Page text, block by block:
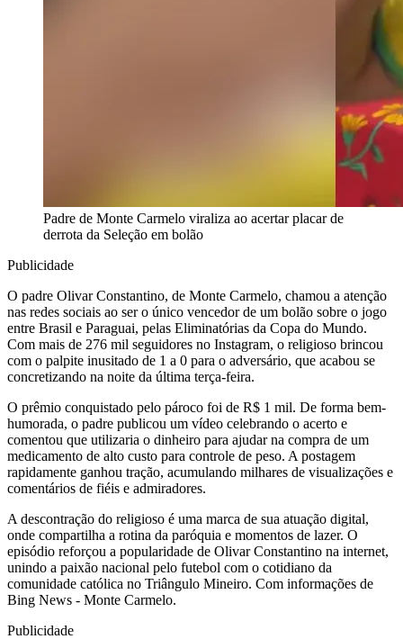
Padre de Monte Carmelo viraliza ao acertar placar de
derrota da Seleção em bolão
Publicidade
O padre Olivar Constantino, de Monte Carmelo, chamou a atenção
nas redes sociais ao ser o único vencedor de um bolão sobre o jogo
entre Brasil e Paraguai, pelas Eliminatórias da Copa do Mundo.
Com mais de 276 mil seguidores no Instagram, o religioso brincou
com o palpite inusitado de 1 a 0 para o adversário, que acabou se
concretizando na noite da última terça-feira.
O prêmio conquistado pelo pároco foi de R$ 1 mil. De forma bem-
humorada, o padre publicou um vídeo celebrando o acerto e
comentou que utilizaria o dinheiro para ajudar na compra de um
medicamento de alto custo para controle de peso. A postagem
rapidamente ganhou tração, acumulando milhares de visualizações e
comentários de fiéis e admiradores.
A descontração do religioso é uma marca de sua atuação digital,
onde compartilha a rotina da paróquia e momentos de lazer. O
episódio reforçou a popularidade de Olivar Constantino na internet,
unindo a paixão nacional pelo futebol com o cotidiano da
comunidade católica no Triângulo Mineiro. Com informações de
Bing News - Monte Carmelo.
Publicidade